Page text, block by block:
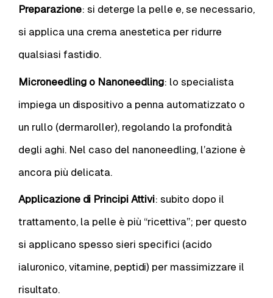
Preparazione: si deterge la pelle e, se necessario,
si applica una crema anestetica per ridurre
qualsiasi fastidio.
Microneedling o Nanoneedling: lo specialista
impiega un dispositivo a penna automatizzato o
un rullo (dermaroller), regolando la profondità
degli aghi. Nel caso del nanoneedling, l’azione è
ancora più delicata.
Applicazione di Principi Attivi: subito dopo il
trattamento, la pelle è più “ricettiva”; per questo
si applicano spesso sieri specifici (acido
ialuronico, vitamine, peptidi) per massimizzare il
risultato.